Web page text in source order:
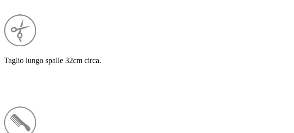
Taglio lungo spalle 32cm circa.